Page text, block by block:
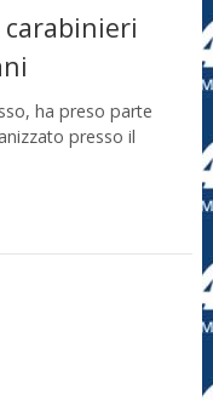
ha preso parte
presso il